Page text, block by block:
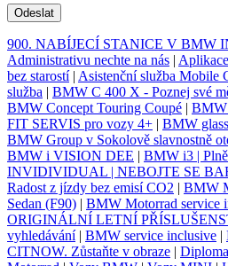
Odeslat
900. NABÍJECÍ STANICE V BMW
Administrativu nechte na nás |
bez starostí| Asistenční služba Mobile
služba | BMW C 400 X - Poznej své
BMW Concept Touring Coupé |
FIT SERVIS pro vozy 4+ | BMW
BMW Group v Sokolově slavnostně
BMW i VISION DEE | BMW i3 |
INVIDIVIDUAL | NEBOJTE SE
Radost z jízdy bez emisí CO2 | BMW
Sedan (F90) | BMW Motorrad service
ORIGINÁLNÍ LETNÍ
vyhledávání| BMW service inclusive |
CITNOW. Zůstaňte v obraze |